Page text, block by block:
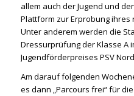
allem auch der Jugend und
Plattform zur Erprobung
Unter anderem werden die
Dressurprüfung der Klasse A
Jugendförderpreises PSV
Am darauf folgenden
es dann „Parcours frei“ für